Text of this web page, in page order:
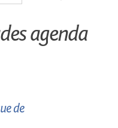
agenda
de